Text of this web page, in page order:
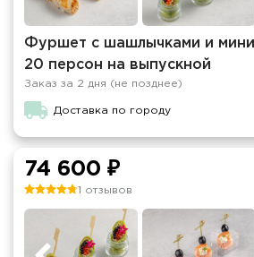
Фуршет с шашлычками и
20 персон на выпускной
Заказ за 2 дня (не позднее)
Доставка по городу
74 600 ₽
1 отзывов